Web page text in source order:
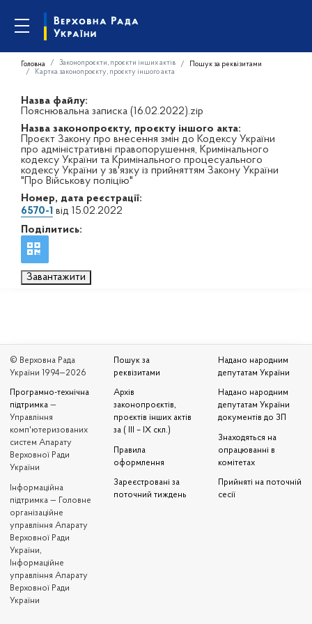
Головна Законопроєкти, проєкти інших актів
Пошук за реквізитами
Картка законопроєкту, проєкту іншого акта
Назва файлу:
Пояснювальна записка (16.02.2022).zip
Назва законопроєкту, проєкту іншого акта:
Проєкт Закону про внесення змін до Кодексу України
про адміністративні правопорушення, Кримінального
кодексу України та Кримінального процесуального
кодексу України у зв'язку із прийняттям Закону України
"Про Військову поліцію"
Номер, дата реєстрації:
6570-1 від 15.02.2022
Поділитись:
Завантажити
© Верховна Рада
України 1994—2026
Програмно-технічна
підтримка —
Управління
комп'ютеризованих
систем Апарату
Верховної Ради
України
Iнформаційна
підтримка — Головне
організаційне
управління Апарату
Верховної Ради
України,
Інформаційне
управління Апарату
Верховної Ради
України
Пошук за
реквізитами
Архів
законопроєктів,
проєктів інших актів
за ( III – IX скл.)
Правила
оформлення
Зареєстровані за
поточний тиждень
Надано народним
депутатам України
Надано народним
депутатам України
документів до ЗП
Знаходяться на
опрацюванні в
комітетах
Прийняті на поточній
сесії